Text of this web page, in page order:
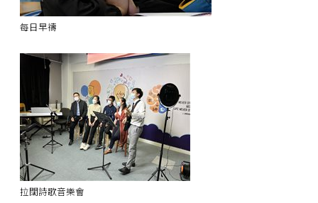
每日早禱
拉闊詩歌音樂會